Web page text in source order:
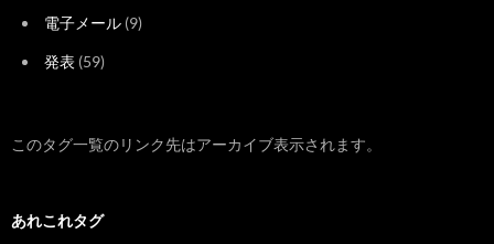
電子メール (9)
発表 (59)
このタグ一覧のリンク先はアーカイブ表示されます。
あれこれタグ